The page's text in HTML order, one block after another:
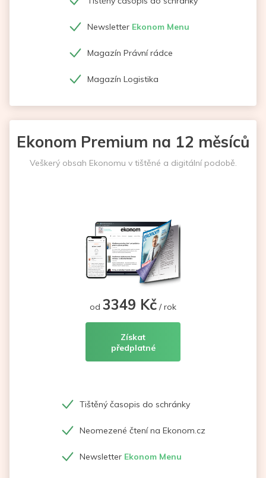
Newsletter Ekonom Menu
Magazín Právní rádce
Magazín Logistika
Ekonom Premium na 12 měsíců
Veškerý obsah Ekonomu v tištěné a digitální podobě.
od 3349 Kč / rok
Získat
předplatné
Tištěný časopis do schránky
Neomezené čtení na Ekonom.cz
Newsletter Ekonom Menu